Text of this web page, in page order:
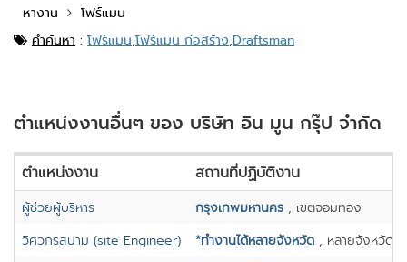
หางาน
โฟร์แมน
คำค้นหา : โฟร์แมน,โฟร์แมน ก่อสร้าง,Draftsman
ตำแหน่งงานอื่นๆ ของ บริษัท อิน มูน กรุ๊ป จำกัด
ตำแหน่งงาน สถานที่ปฏิบัติงาน
ผู้ช่วยผู้บริหาร กรุงเทพมหานคร , เขตจอมทอง
วิศวกรสนาม (site Engineer)
*ทำงานได้หลายจังหวัด , หลายจังหวัด